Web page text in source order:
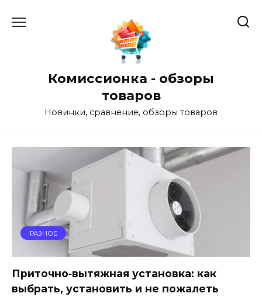
Комиссионка - обзоры
товаров
Новинки, сравнение, обзоры товаров
РАЗНОЕ
Приточно‑вытяжная установка: как
выбрать, установить и не пожалеть